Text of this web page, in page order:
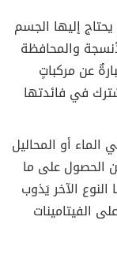
يحتاج إليها الجسم
والمحافظة
عن مركباتٍ
في فائدتها
أو المحاليل
الحصول على ما
الآخر يَذوب
الفيتامينات